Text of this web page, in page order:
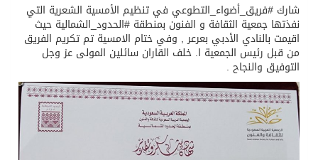
‏شارك ‎#فريق_أضواء_التطوعي في تنظيم الأمسية الشعرية التي
نفذتها جمعية الثقافة و الفنون بمنطقة ‎#الحدود_الشمالية حيث
اقيمت بالنادي الأدبي بعرعر , وفي ختام الامسية تم تكريم الفريق
من قبل رئيس الجمعية ا. خلف القاران سائلين المولى عز وجل
التوفيق والنجاح .